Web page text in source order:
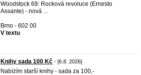
Woodstock 69: Rocková revoluce (Ernesto
Assante) - nová ...
Brno - 602 00
V textu
Knihy sada 100 Kč - [6.8. 2026]
Nabízím starší knihy - sada za 100,-